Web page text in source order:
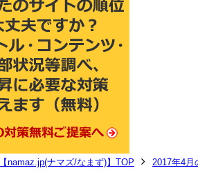
namaz.jp(ナマズ/なまず)】TOP 2017年4月